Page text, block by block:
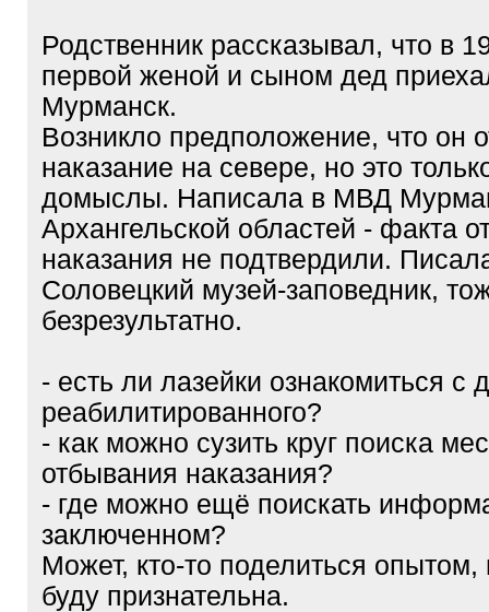
Родственник рассказывал, что в
первой женой и сыном дед
Мурманск.
Возникло предположение, что он
наказание на севере, но это
домыслы. Написала в МВД
Архангельской областей - факта
наказания не подтвердили.
Соловецкий музей-заповедник,
безрезультатно.
- есть ли лазейки ознакомиться с
реабилитированного?
- как можно сузить круг поиска
отбывания наказания?
- где можно ещё поискать
заключенном?
Может, кто-то поделиться опытом,
буду признательна.